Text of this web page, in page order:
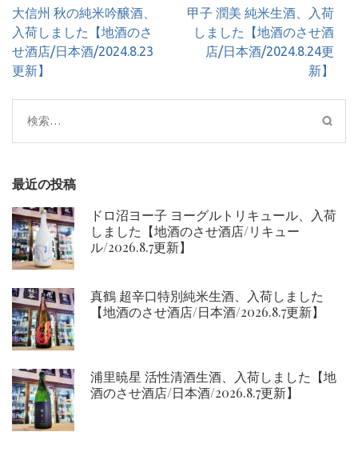
投
稿
ナ
ビ
シ
ョ
大信州 秋の純米吟醸酒、
入荷しました【地酒のさ
せ酒店/日本酒/2024.8.23
更新】
甲子 潤美 純米生酒、入荷
しました【地酒のさせ酒
店/日本酒/2024.8.24更
新】
検
索:
最近の投稿
ドロ沼ヨー子 ヨーグルトリキュール、入荷
しました【地酒のさせ酒店/リキュー
ル/2026.8.7更新】
真鶴 超辛口特別純米生酒、入荷しました
【地酒のさせ酒店/日本酒/2026.8.7更新】
浦里暁星 活性清酒生酒、入荷しました【地
酒のさせ酒店/日本酒/2026.8.7更新】